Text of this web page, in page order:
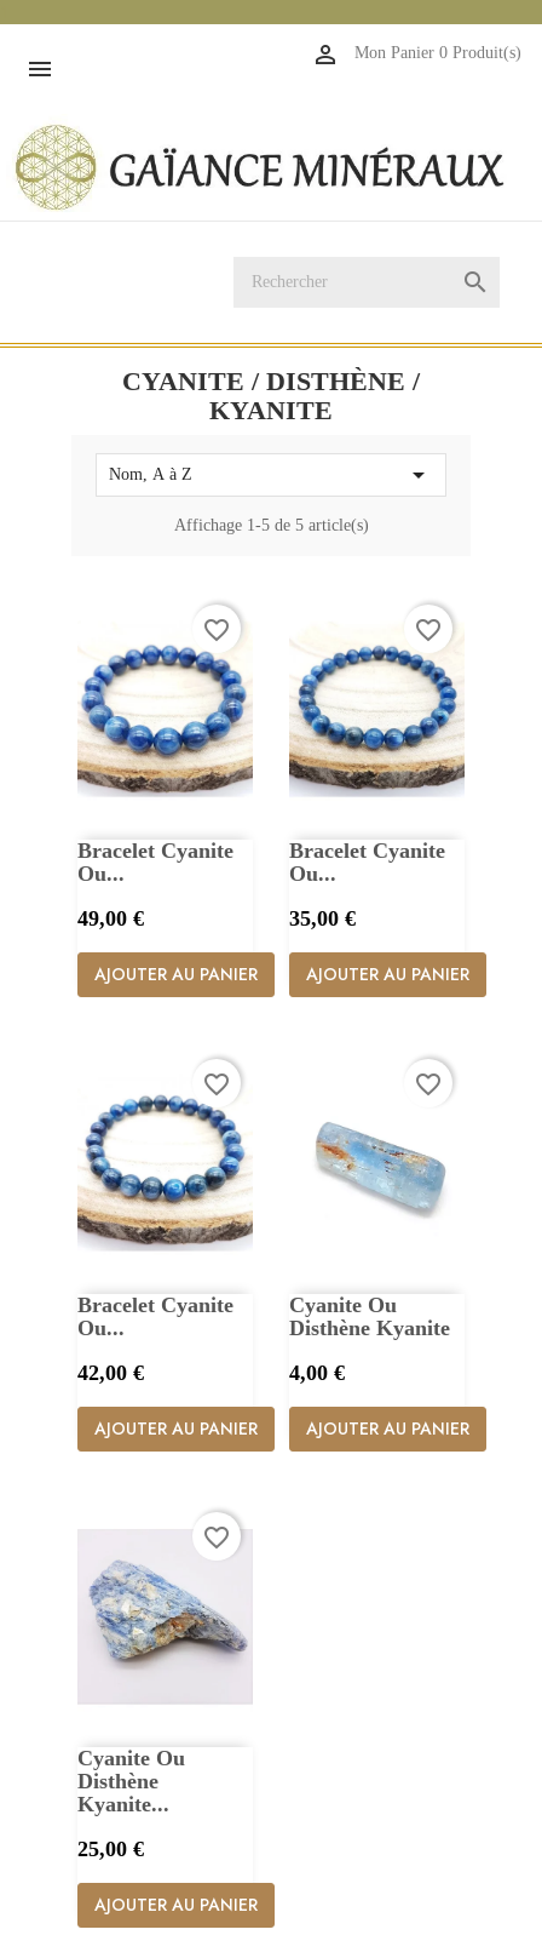

Mon Panier 0 Produit(s)


CYANITE / DISTHÈNE /
KYANITE
Nom, A à Z 
Affichage 1-5 de 5 article(s)
Bracelet Cyanite
Ou...
Prix
49,00 €
AJOUTER AU PANIER
favorite_border
Bracelet Cyanite
Ou...
Prix
35,00 €
AJOUTER AU PANIER
favorite_border
Bracelet Cyanite
Ou...
Prix
42,00 €
AJOUTER AU PANIER
favorite_border
Cyanite Ou
Disthène Kyanite
Prix
4,00 €
AJOUTER AU PANIER
favorite_border
Cyanite Ou
Disthène
Kyanite...
Prix
25,00 €
AJOUTER AU PANIER
favorite_border